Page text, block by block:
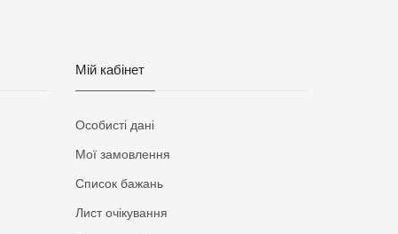
Мій кабінет
Особисті дані
Мої замовлення
Список бажань
Лист очікування